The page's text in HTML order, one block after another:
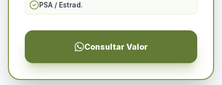
PSA / Estrad.
Consultar Valor